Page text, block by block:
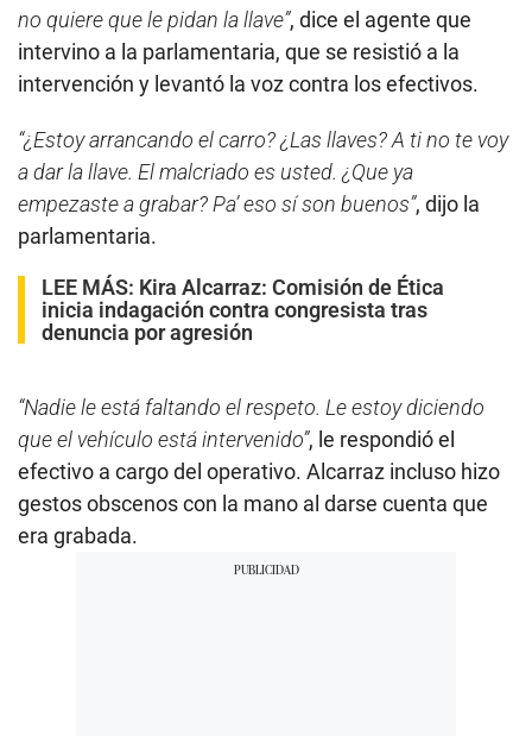
no quiere que le pidan la llave”, dice el agente que
intervino a la parlamentaria, que se resistió a la
intervención y levantó la voz contra los efectivos.
“¿Estoy arrancando el carro? ¿Las llaves? A ti no te voy
a dar la llave. El malcriado es usted. ¿Que ya
empezaste a grabar? Pa’ eso sí son buenos”, dijo la
parlamentaria.
LEE MÁS: Kira Alcarraz: Comisión de Ética
inicia indagación contra congresista tras
denuncia por agresión
“Nadie le está faltando el respeto. Le estoy diciendo
que el vehículo está intervenido”, le respondió el
efectivo a cargo del operativo. Alcarraz incluso hizo
gestos obscenos con la mano al darse cuenta que
era grabada.